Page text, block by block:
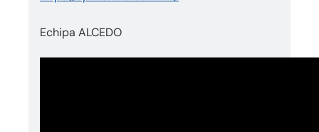
Echipa ALCEDO